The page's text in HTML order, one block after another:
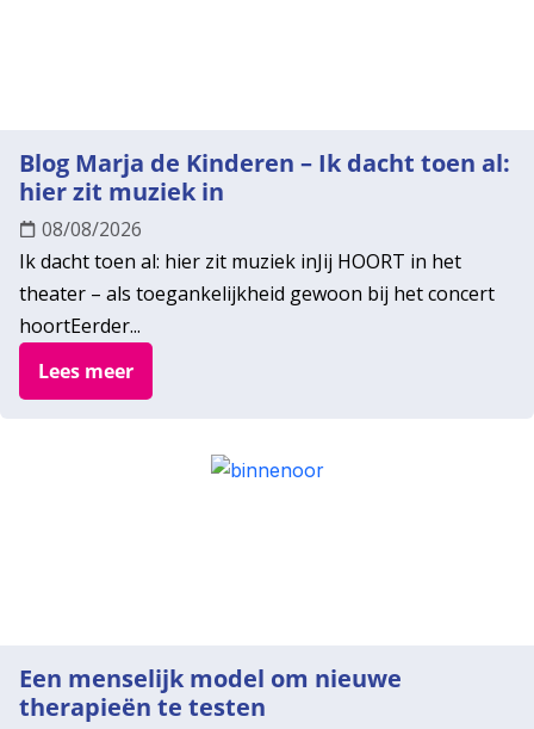
Blog Marja de Kinderen – Ik dacht toen al:
hier zit muziek in
08/08/2026
Ik dacht toen al: hier zit muziek inJij HOORT in het
theater – als toegankelijkheid gewoon bij het concert
hoortEerder...
Lees meer
Een menselijk model om nieuwe
therapieën te testen